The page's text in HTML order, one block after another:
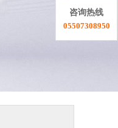
咨询热线
05507308950